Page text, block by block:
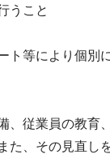
うこと
ト等により個別
従業員の教育
た、その見直し